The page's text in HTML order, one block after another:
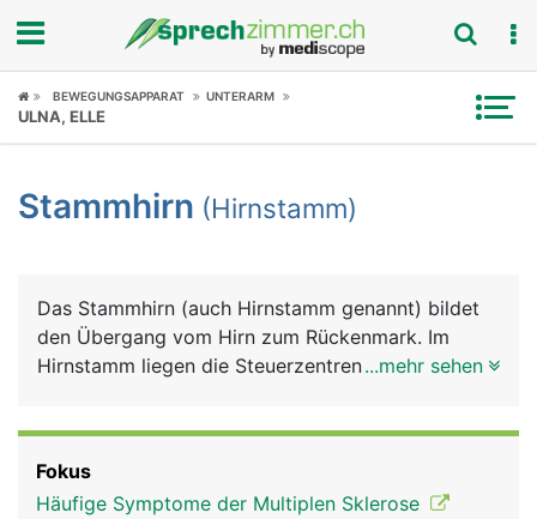
Fokus
Symptome
News
Rubriken
BEWEGUNGSAPPARAT UNTERARM
ULNA, ELLE
Stammhirn (Hirnstamm)
Das Stammhirn (auch Hirnstamm genannt) bildet
den Übergang vom Hirn zum Rückenmark. Im
Hirnstamm liegen die Steuerzentren für
Husten, Niesen und Schlucken.
...mehr sehen
Fokus
Häufige Symptome der Multiplen Sklerose